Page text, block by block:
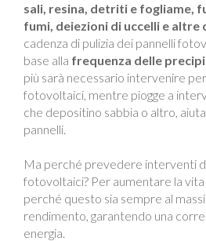
sali, resina, detriti e fogliame,
fumi, deiezioni di uccelli e altre
cadenza di pulizia dei pannelli
base alla frequenza delle
più sarà necessario intervenire
fotovoltaici, mentre piogge a
che depositino sabbia o altro,
pannelli.
Ma perché prevedere interventi
fotovoltaici? Per aumentare la
perché questo sia sempre al
rendimento, garantendo una
energia.